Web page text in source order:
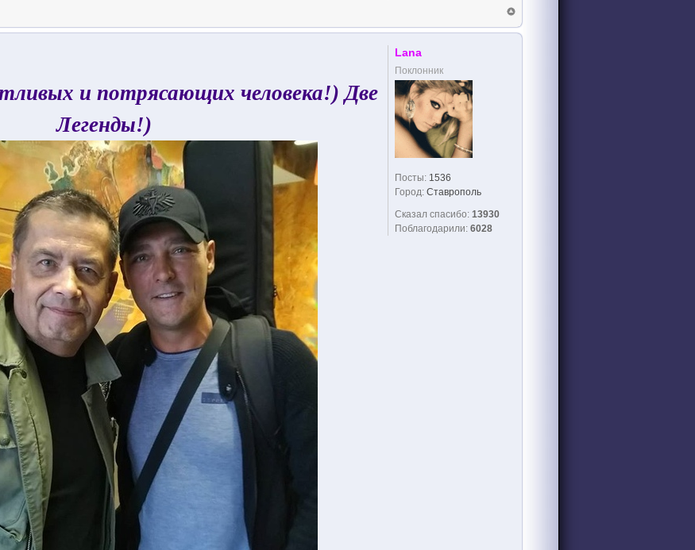
и потрясающих человека!) Две
Легенды!)
Lana
Поклонник
Посты: 1536
Город: Ставрополь
Сказал спасибо: 13930
Поблагодарили: 6028